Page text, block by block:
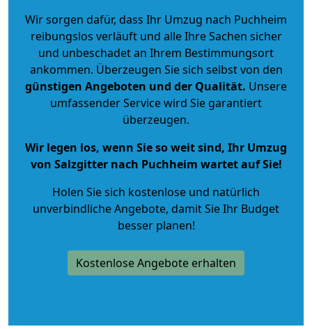
Wir sorgen dafür, dass Ihr Umzug nach Puchheim
reibungslos verläuft und alle Ihre Sachen sicher
und unbeschadet an Ihrem Bestimmungsort
ankommen. Überzeugen Sie sich selbst von den
günstigen Angeboten und der Qualität. Unsere
umfassender Service wird Sie garantiert
überzeugen.
Wir legen los, wenn Sie so weit sind, Ihr Umzug
von Salzgitter nach Puchheim wartet auf Sie!
Holen Sie sich kostenlose und natürlich
unverbindliche Angebote, damit Sie Ihr Budget
besser planen!
Kostenlose Angebote erhalten